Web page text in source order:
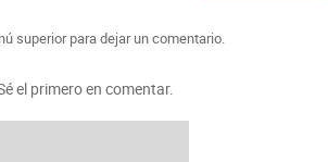
superior para dejar un comentario.
el primero en comentar.